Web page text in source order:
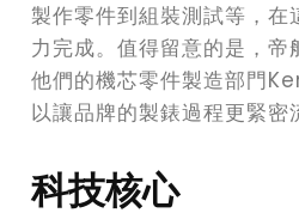
製作零件到組裝測試等，在
力完成。值得留意的是，帝
他們的機芯零件製造部門
以讓品牌的製錶過程更緊密
科技核心